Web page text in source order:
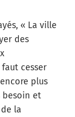
« La ville
des
cesser
plus
besoin et
la